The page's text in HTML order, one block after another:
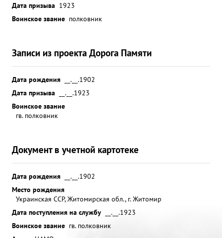
Дата призыва 1923
Воинское звание полковник
Записи из проекта Дорога Памяти
Дата рождения
__.__.1902
Дата призыва
__.__.1923
Воинское звание
гв. полковник
Документ в учетной картотеке
Дата рождения
__.__.1902
Место рождения
Украинская ССР, Житомирская обл., г. Житомир
Дата поступления на службу
__.__.1923
Воинское звание гв. полковник